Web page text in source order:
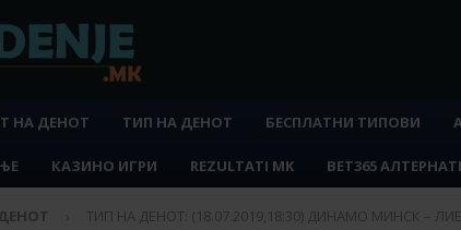
НА ДЕНОТ ТИП НА ДЕНОТ БЕСПЛАТНИ ТИПОВИ
КАЗИНО ИГРИ REZULTATI MK BET365
ТИП НА ДЕНОТ: (18.07.2019,18:30) ДИНАМО МИНСК –